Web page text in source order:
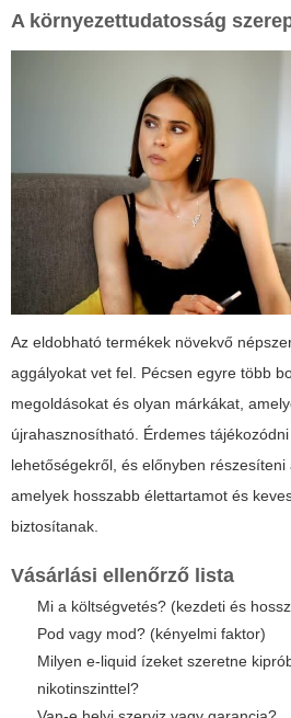
A környezettudatosság
Az eldobható termékek növekvő
aggályokat vet fel. Pécsen egyre több
megoldásokat és olyan márkákat,
újrahasznosítható. Érdemes
lehetőségekről, és előnyben
amelyek hosszabb élettartamot és
biztosítanak.
Vásárlási ellenőrző lista
Mi a költségvetés? (kezdeti és
Pod vagy mod? (kényelmi faktor)
Milyen e-liquid ízeket szeretne
nikotinszinttel?